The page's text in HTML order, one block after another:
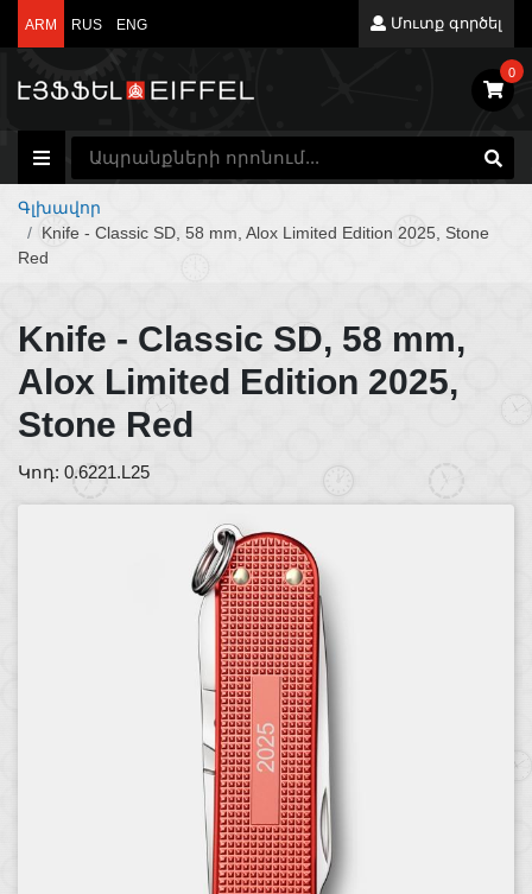
ARM RUS ENG Մուտք գործել
0
Գլխավոր
Knife - Classic SD, 58 mm, Alox Limited Edition 2025, Stone
Red
Knife - Classic SD, 58 mm,
Alox Limited Edition 2025,
Stone Red
Կոդ: 0.6221.L25